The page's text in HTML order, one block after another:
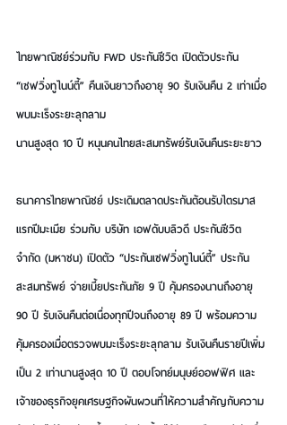
ไทยพาณิชย์ร่วมกับ FWD ประกันชีวิต เปิดตัวประกัน
“เซฟวิ่งทูไนน์ตี้” คืนเงินยาวถึงอายุ 90 รับเงินคืน 2 เท่าเมื่อ
พบมะเร็งระยะลุกลาม
นานสูงสุด 10 ปี หนุนคนไทยสะสมทรัพย์รับเงินคืนระยะยาว
ธนาคารไทยพาณิชย์ ประเดิมตลาดประกันต้อนรับไตรมาส
แรกปีมะเมีย ร่วมกับ บริษัท เอฟดับบลิวดี ประกันชีวิต
จำกัด (มหาชน) เปิดตัว “ประกันเซฟวิ่งทูไนน์ตี้” ประกัน
สะสมทรัพย์ จ่ายเบี้ยประกันภัย 9 ปี คุ้มครองนานถึงอายุ
90 ปี รับเงินคืนต่อเนื่องทุกปีจนถึงอายุ 89 ปี พร้อมความ
คุ้มครองเมื่อตรวจพบมะเร็งระยะลุกลาม รับเงินคืนรายปีเพิ่ม
เป็น 2 เท่านานสูงสุด 10 ปี ตอบโจทย์มนุษย์ออฟฟิศ และ
เจ้าของธุรกิจยุคเศรษฐกิจผันผวนที่ให้ความสำคัญกับความ